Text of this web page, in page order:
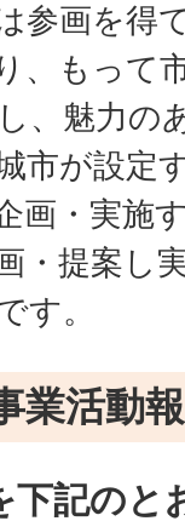
参画を得
、もって
、魅力の
市が設定
画・実施
・提案し
す。
業活動
下記のと